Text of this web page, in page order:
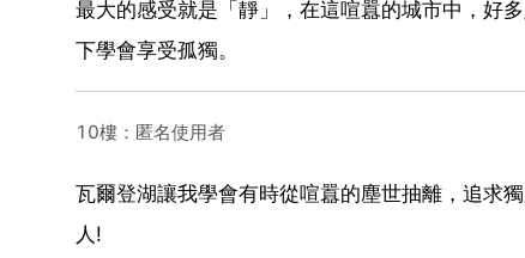
最大的感受就是「靜」，在這喧囂的城市中，好
下學會享受孤獨。
10樓：匿名使用者
瓦爾登湖讓我學會有時從喧囂的塵世抽離，追求
人!